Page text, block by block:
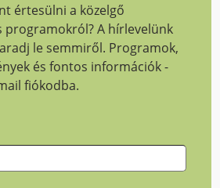
értesülni a közelgő
programokról? A hírlevelünk
le semmiről. Programok,
és fontos információk -
fiókodba.